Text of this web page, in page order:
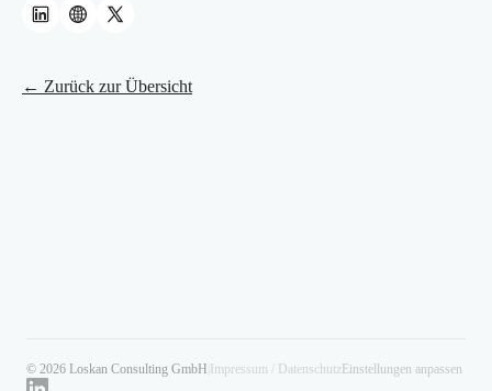
← Zurück zur Übersicht
© 2026 Loskan Consulting GmbH Impressum / Datenschutz Einstellungen anpassen